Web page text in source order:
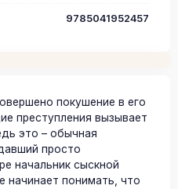
9785041952457
покушение в его
преступления вызывает
это – обычная
просто
начальник сыскной
начинает понимать, что